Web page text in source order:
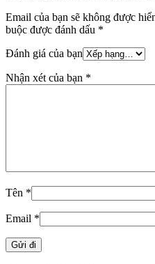
Email của bạn sẽ không được
buộc được đánh dấu *
Đánh giá của bạn
Nhận xét của bạn *
Tên *
Email *